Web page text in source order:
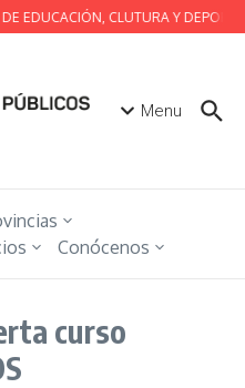
EDUCACIÓN, CLUTURA Y
Menu
Conócenos
curso